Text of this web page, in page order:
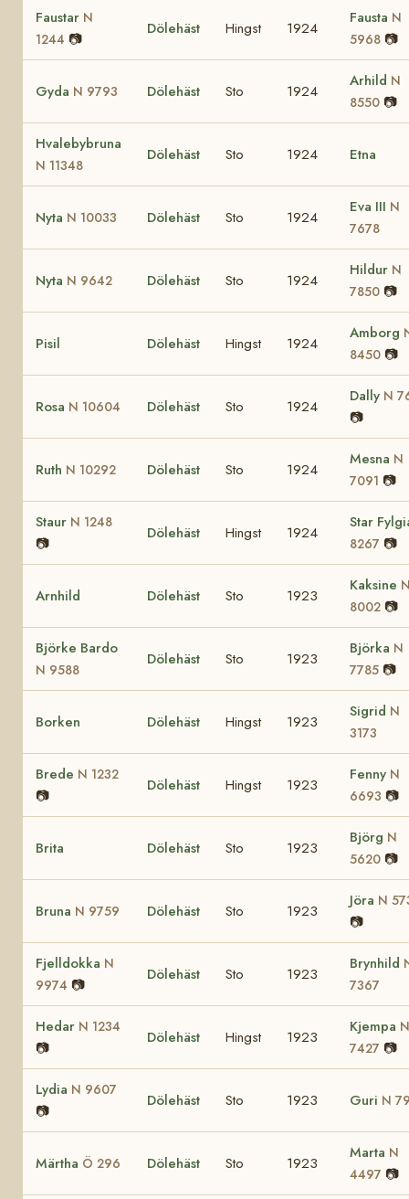
Faustar N
1244 📷
Dölehäst Hingst 1924
Fausta N
5968 📷
Gyda N 9793 Dölehäst Sto 1924
Arhild N
8550 📷
Hvalebybruna
N 11348
Dölehäst Sto 1924 Etna
Nyta N 10033 Dölehäst Sto 1924
Eva III N
7678
Nyta N 9642 Dölehäst Sto 1924
Hildur N
7850 📷
Pisil Dölehäst Hingst 1924
Amborg
8450 📷
Rosa N 10604 Dölehäst Sto 1924
Dally N
📷
Ruth N 10292 Dölehäst Sto 1924
Mesna N
7091 📷
Staur N 1248
📷
Dölehäst Hingst 1924
Star
8267 📷
Arnhild Dölehäst Sto 1923
Kaksine
8002 📷
Björke Bardo
N 9588
Dölehäst Sto 1923
Björka N
7785 📷
Borken Dölehäst Hingst 1923
Sigrid N
3173
Brede N 1232
📷
Dölehäst Hingst 1923
Fenny N
6693 📷
Brita Dölehäst Sto 1923
Björg N
5620 📷
Bruna N 9759 Dölehäst Sto 1923
Jöra N
📷
Fjelldokka N
9974 📷
Dölehäst Sto 1923
Brynhild
7367
Hedar N 1234
📷
Dölehäst Hingst 1923
Kjempa N
7427 📷
Lydia N 9607
📷
Dölehäst Sto 1923 Guri N
Märtha Ö 296 Dölehäst Sto 1923
Marta N
4497 📷